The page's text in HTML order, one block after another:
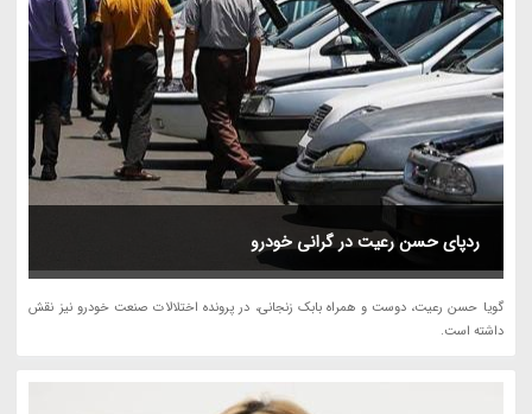
ردپای حسن رعیت در گرانی خودرو
گویا حسن رعیت، دوست و همراه بابک زنجانی، در پرونده اختلالات صنعت خودرو نیز نقش
داشته است.